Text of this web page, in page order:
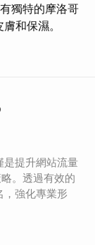
獨特的摩洛哥
和保濕。
是提升網站流量
。透過有效的
，強化專業形